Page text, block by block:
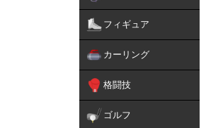
フィギュア
カーリング
格闘技
ゴルフ